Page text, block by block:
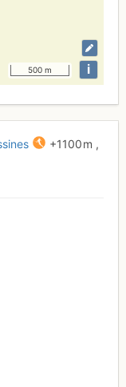
500 m i
+1100 m ,